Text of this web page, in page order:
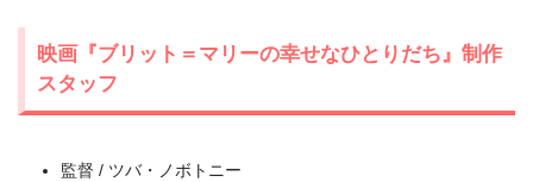
映画『ブリット＝マリーの幸せなひとりだち』制作
スタッフ
監督 / ツバ・ノボトニー